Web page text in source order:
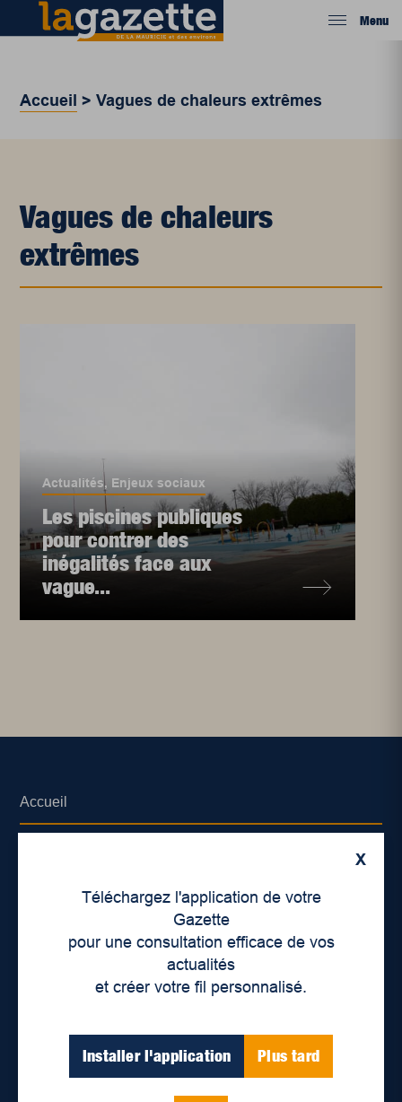
Menu
Accueil >Vagues de chaleurs extrêmes
Vagues de chaleurs
extrêmes
Actualités, Enjeux sociaux
Les piscines publiques
pour contrer des
inégalités face aux
vague...
X
Téléchargez l'application de votre
Gazette
pour une consultation efficace de vos
actualités
et créer votre fil personnalisé.
Installer l'application Plus tard
Accueil
Déontologie et confidentialité
Parutions numériques